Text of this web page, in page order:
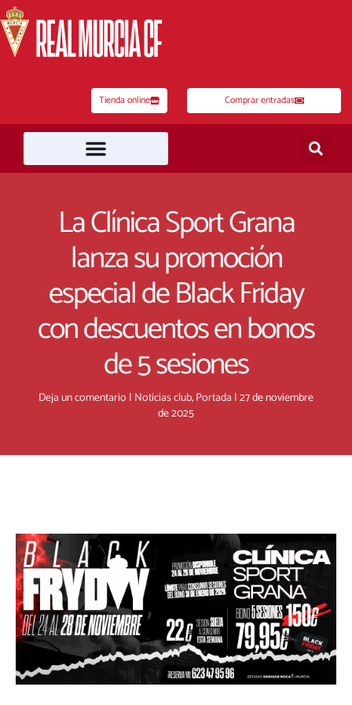
al
contenido
Tienda online Comprar entradas
La Clínica Sport Grana
lanza su promoción
especial de Black Friday
con descuentos en bonos
de 5 sesiones
Deja un comentario | Noticias club,Portada |27 de noviembre
de 2025